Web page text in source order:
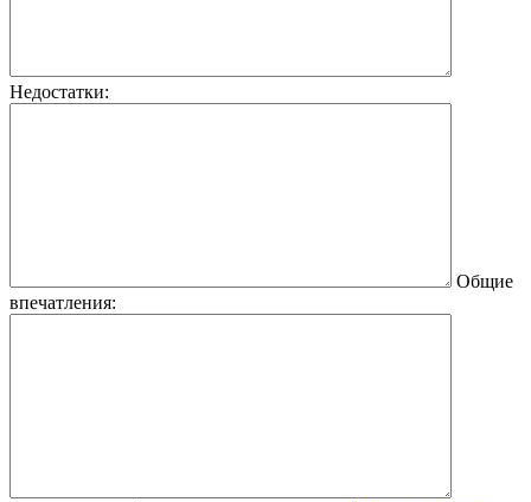
Недостатки:
Общие
впечатления: